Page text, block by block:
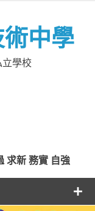
中學
立學校
求新 務實 自強